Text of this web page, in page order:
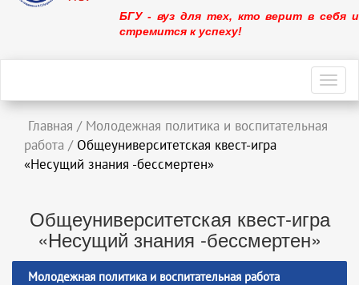
БГУ - вуз для тех, кто верит в себя и
стремится к успеху!
Главная / Молодежная политика и воспитательная
работа / Общеуниверситетская квест-игра
«Несущий знания -бессмертен»
Общеуниверситетская квест-игра
«Несущий знания -бессмертен»
Молодежная политика и воспитательная работа